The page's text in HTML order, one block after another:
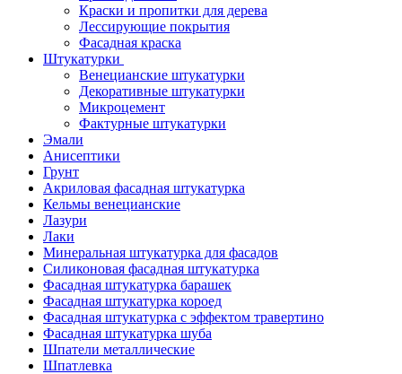
Краски и пропитки для дерева
Лессирующие покрытия
Фасадная краска
Штукатурки
Венецианские штукатурки
Декоративные штукатурки
Микроцемент
Фактурные штукатурки
Эмали
Анисептики
Грунт
Акриловая фасадная штукатурка
Кельмы венецианские
Лазури
Лаки
Минеральная штукатурка для фасадов
Силиконовая фасадная штукатурка
Фасадная штукатурка барашек
Фасадная штукатурка короед
Фасадная штукатурка с эффектом травертино
Фасадная штукатурка шуба
Шпатели металлические
Шпатлевка